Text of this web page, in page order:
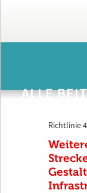
ALLE
Richtlinie